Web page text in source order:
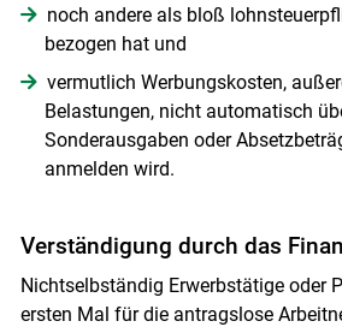
noch andere als bloß
bezogen hat und
vermutlich Werbungskosten,
Belastungen, nicht automatisch
Sonderausgaben oder
anmelden wird.
Verständigung durch das
Nichtselbständig Erwerbstätige oder
ersten Mal für die antragslose